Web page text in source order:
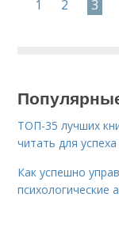
1 2 3
ТОП-35 лучших
читать для успеха
Как успешно
психологические